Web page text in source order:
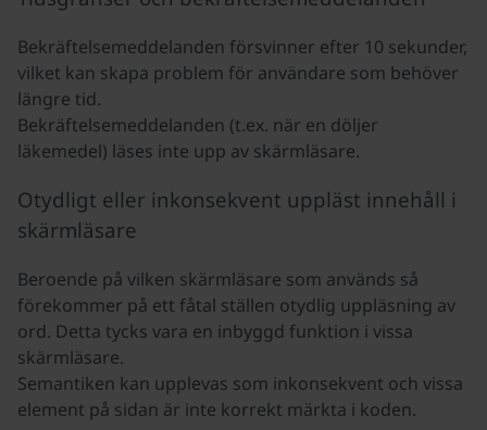
Bekräftelsemeddelanden försvinner efter 10 sekunder,
vilket kan skapa problem för användare som behöver
längre tid.
Bekräftelsemeddelanden (t.ex. när en döljer
läkemedel) läses inte upp av skärmläsare.
Otydligt eller inkonsekvent uppläst innehåll i
skärmläsare
Beroende på vilken skärmläsare som används så
förekommer på ett fåtal ställen otydlig uppläsning av
ord. Detta tycks vara en inbyggd funktion i vissa
skärmläsare.
Semantiken kan upplevas som inkonsekvent och vissa
element på sidan är inte korrekt märkta i koden.